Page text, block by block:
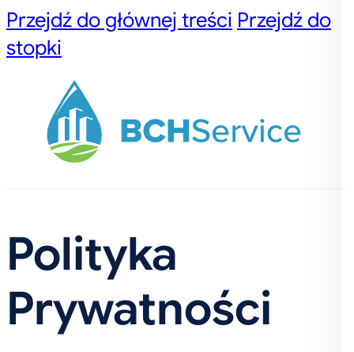
Przejdź do głównej treści Przejdź do
stopki
Polityka
Prywatności